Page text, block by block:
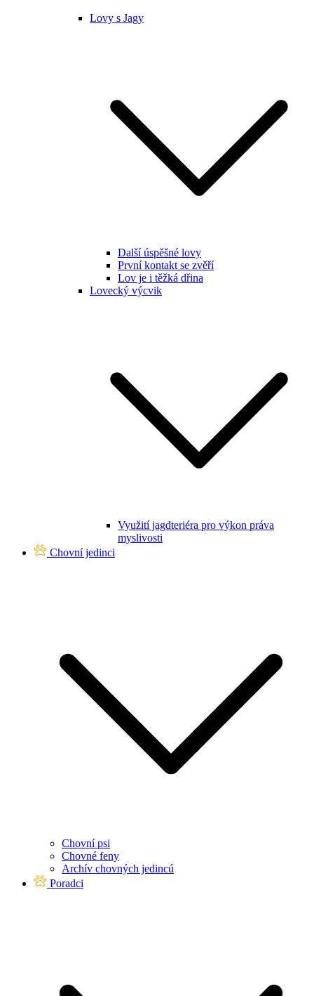
Lovy s Jagy
Další úspěšné lovy
První kontakt se zvěří
Lov je i těžká dřina
Lovecký výcvik
Využití jagdteriéra pro výkon práva
myslivosti
Chovní jedinci
Chovní psi
Chovné feny
Archív chovných jedincú
Poradci